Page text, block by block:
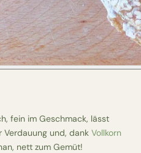
fein im Geschmack, lässt
und, dank Vollkorn
nett zum Gemüt!